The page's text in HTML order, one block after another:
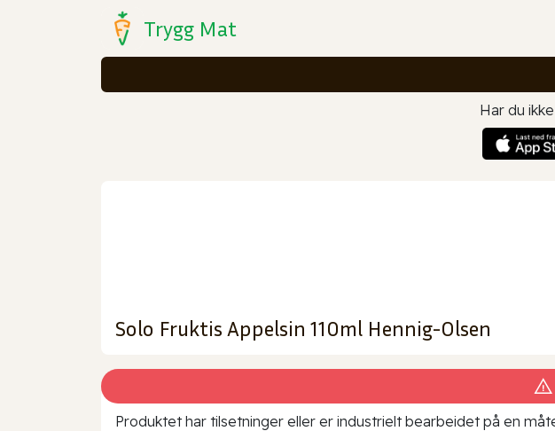
Trygg Mat
Har du
Solo Fruktis Appelsin 110ml Hennig-Olsen
Produktet har tilsetninger eller er industrielt bearbeidet på en